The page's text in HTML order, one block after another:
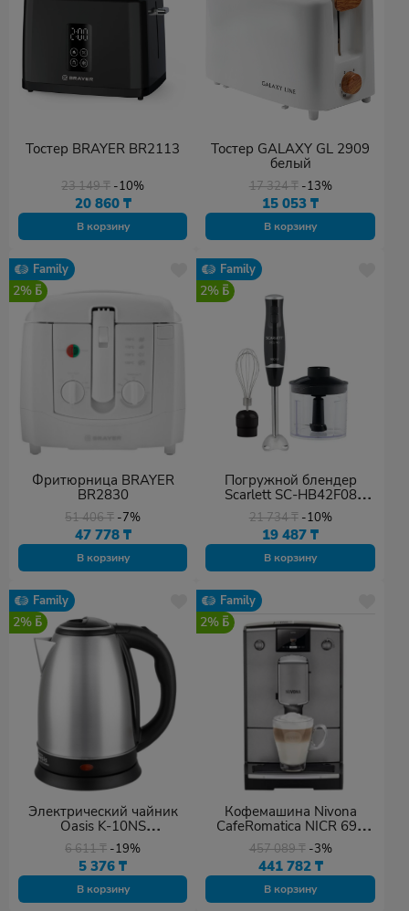
Тостер BRAYER BR2113
23 149₸ -10%
20 860 ₸
В корзину
Тостер GALAXY GL 2909
белый
17 324₸ -13%
15 053₸
В корзину
Family
2%
Фритюрница BRAYER
BR2830
51 406₸ -7%
47 778 ₸
В корзину
Family
2%
Погружной блендер
Scarlett SC-HB42F08
черный
21 734₸ -10%
19 487₸
В корзину
Family
2%
Электрический чайник
Oasis K-10NS
серебристый, черный
6 611₸ -19%
5 376₸
В корзину
Family
2%
Кофемашина Nivona
CafeRomatica NICR 695
серебро
457 089₸ -3%
441 782 ₸
В корзину